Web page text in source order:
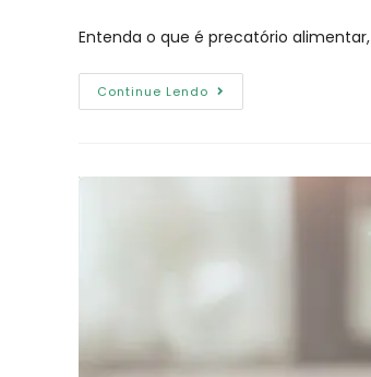
Entenda o que é precatório
Continue Lendo